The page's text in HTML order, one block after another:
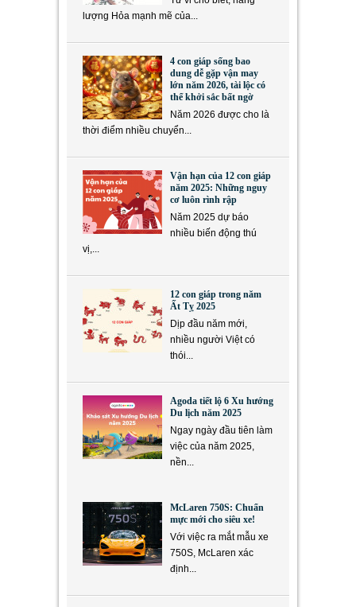
lượng Hỏa mạnh mẽ của...
4 con giáp sống bao
dung dễ gặp vận may
lớn năm 2026, tài lộc có
thể khởi sắc bất ngờ
Năm 2026 được cho là
thời điểm nhiều chuyển...
Vận hạn của 12 con giáp
năm 2025: Những nguy
cơ luôn rình rập
Năm 2025 dự báo
nhiều biến động thú
vị,...
12 con giáp trong năm
Ất Tỵ 2025
Dịp đầu năm mới,
nhiều người Việt có
thói...
Agoda tiết lộ 6 Xu hướng
Du lịch năm 2025
Ngay ngày đầu tiên làm
việc của năm 2025,
nền...
McLaren 750S: Chuẩn
mực mới cho siêu xe!
Với việc ra mắt mẫu xe
750S, McLaren xác
định...